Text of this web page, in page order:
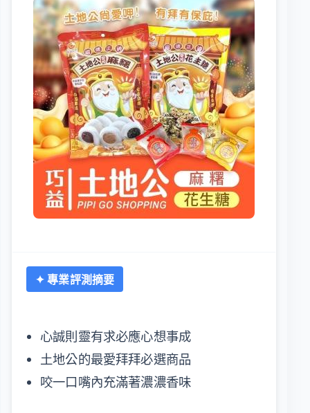
✦ 專業評測摘要
心誠則靈有求必應心想事成
土地公的最愛拜拜必選商品
咬一口嘴內充滿著濃濃香味